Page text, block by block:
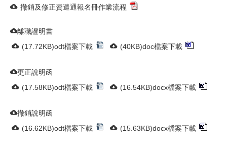
撤銷及修正資遣通報名冊作業流程
離職證明書
(17.72KB)odt檔案下載
(40KB)doc檔案下載
更正說明函
(17.58KB)odt檔案下載
(16.54KB)docx檔案下載
撤銷說明函
(16.62KB)odt檔案下載
(15.63KB)docx檔案下載